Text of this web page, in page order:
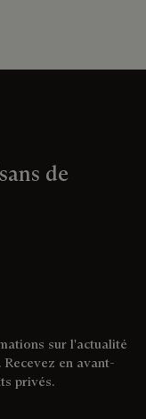
de
sur l'actualité
en avant-
privés.